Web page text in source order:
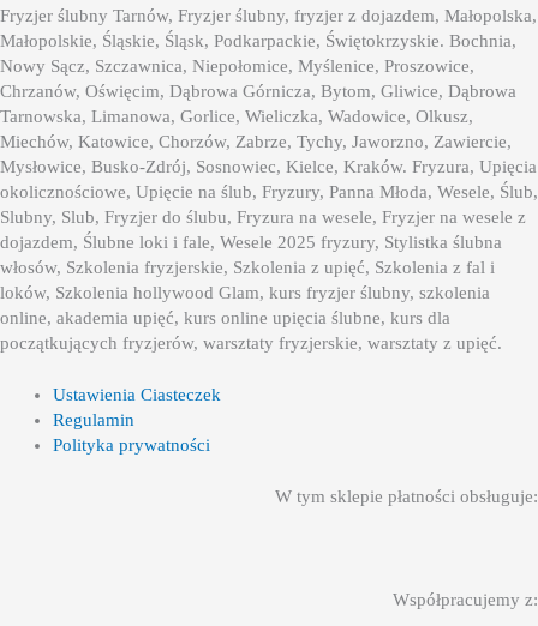
Fryzjer ślubny Tarnów, Fryzjer ślubny, fryzjer z dojazdem, Małopolska,
Małopolskie, Śląskie, Śląsk, Podkarpackie, Świętokrzyskie. Bochnia,
Nowy Sącz, Szczawnica, Niepołomice, Myślenice, Proszowice,
Chrzanów, Oświęcim, Dąbrowa Górnicza, Bytom, Gliwice, Dąbrowa
Tarnowska, Limanowa, Gorlice, Wieliczka, Wadowice, Olkusz,
Miechów, Katowice, Chorzów, Zabrze, Tychy, Jaworzno, Zawiercie,
Mysłowice, Busko-Zdrój, Sosnowiec, Kielce, Kraków. Fryzura, Upięcia
okolicznościowe, Upięcie na ślub, Fryzury, Panna Młoda, Wesele, Ślub,
Slubny, Slub, Fryzjer do ślubu, Fryzura na wesele, Fryzjer na wesele z
dojazdem, Ślubne loki i fale, Wesele 2025 fryzury, Stylistka ślubna
włosów, Szkolenia fryzjerskie, Szkolenia z upięć, Szkolenia z fal i
loków, Szkolenia hollywood Glam, kurs fryzjer ślubny, szkolenia
online, akademia upięć, kurs online upięcia ślubne, kurs dla
początkujących fryzjerów, warsztaty fryzjerskie, warsztaty z upięć.
Ustawienia Ciasteczek
Regulamin
Polityka prywatności
W tym sklepie płatności obsługuje:
Współpracujemy z: